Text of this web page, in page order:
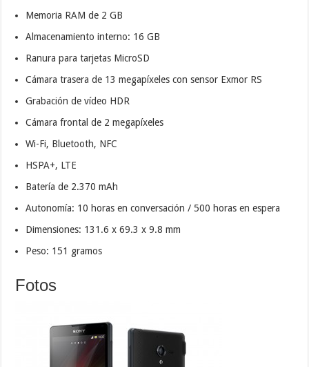
Memoria RAM de 2 GB
Almacenamiento interno: 16 GB
Ranura para tarjetas MicroSD
Cámara trasera de 13 megapíxeles con sensor Exmor RS
Grabación de vídeo HDR
Cámara frontal de 2 megapíxeles
Wi-Fi, Bluetooth, NFC
HSPA+, LTE
Batería de 2.370 mAh
Autonomía: 10 horas en conversación / 500 horas en espera
Dimensiones: 131.6 x 69.3 x 9.8 mm
Peso: 151 gramos
Fotos